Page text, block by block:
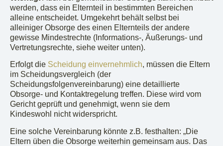
werden, dass ein Elternteil in bestimmten Bereichen
alleine entscheidet. Umgekehrt behält selbst bei
alleiniger Obsorge des einen Elternteils der andere
gewisse Mindestrechte (Informations-, Äußerungs- und
Vertretungsrechte, siehe weiter unten).
Erfolgt die Scheidung einvernehmlich, müssen die Eltern
im Scheidungsvergleich (der
Scheidungsfolgenvereinbarung) eine detaillierte
Obsorge- und Kontaktregelung treffen. Diese wird vom
Gericht geprüft und genehmigt, wenn sie dem
Kindeswohl nicht widerspricht.
Eine solche Vereinbarung könnte z.B. festhalten: „Die
Eltern üben die Obsorge weiterhin gemeinsam aus. Das